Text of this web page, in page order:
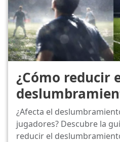
¿Cómo reducir
iluminación de
deportivos?
¿Afecta el
jugadores? Descubre la
reducir el